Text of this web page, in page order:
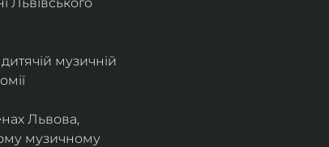
музичній
Львова,
музичному